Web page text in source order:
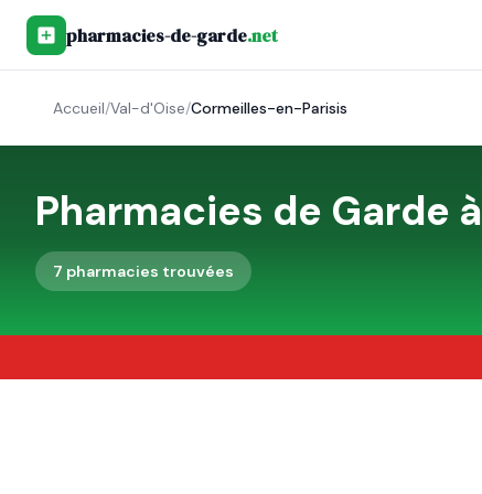
pharmacies-de-garde.net
Accueil/Val-d'Oise/Cormeilles-en-Parisis
Pharmacies de Garde à
7 pharmacies trouvées